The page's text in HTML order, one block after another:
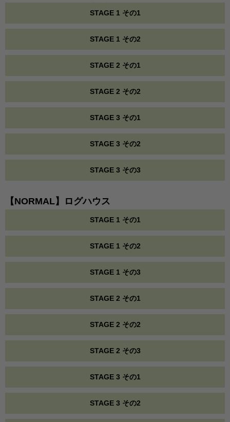
STAGE 1 その1
STAGE 1 その2
STAGE 2 その1
STAGE 2 その2
STAGE 3 その1
STAGE 3 その2
STAGE 3 その3
【NORMAL】ログハウス
STAGE 1 その1
STAGE 1 その2
STAGE 1 その3
STAGE 2 その1
STAGE 2 その2
STAGE 2 その3
STAGE 3 その1
STAGE 3 その2